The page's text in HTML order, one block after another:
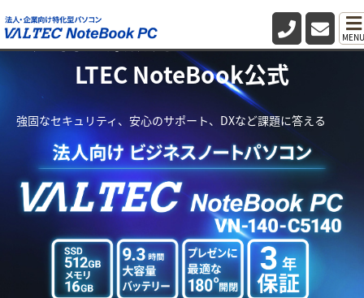
MENU
法人向け業務用パソコン・PC VA
LTEC NoteBook公式
強固なセキュリティ、安心のサポート、DXなど課題に答える